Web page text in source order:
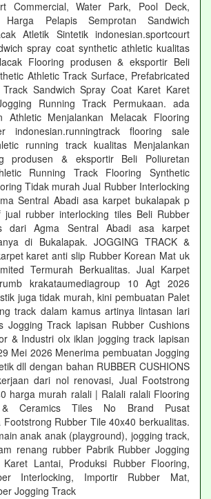
Commercial, Water Park, Pool Deck,
Pelapis Semprotan Sandwich
Atletik Sintetik indonesian.sportcourt
spray coat synthetic athletic kualitas
Flooring produsen & eksportir Beli
Athletic Track Surface, Prefabricated
Sandwich Spray Coat Karet Karet
Running Track Permukaan. ada
Athletic Menjalankan Melacak Flooring
indonesian.runningtrack flooring sale
running track kualitas Menjalankan
produsen & eksportir Beli Poliuretan
Running Track Flooring Synthetic
Tidak murah Jual Rubber Interlocking
Sentral Abadi asa karpet bukalapak p
rubber interlocking tiles Beli Rubber
dari Agma Sentral Abadi asa karpet
di Bukalapak. JOGGING TRACK &
karet anti slip Rubber Korean Mat uk
Termurah Berkualitas. Jual Karpet
krakataumediagroup 10 Agt 2026
juga tidak murah, kini pembuatan Palet
track dalam kamus artinya lintasan lari
Jogging Track lapisan Rubber Cushions
& Industri olx iklan jogging track lapisan
Mei 2026 Menerima pembuatan Jogging
dll dengan bahan RUBBER CUSHIONS
dari nol renovasi, Jual Footstrong
harga murah ralali | Ralali ralali Flooring
Ceramics Tiles No Brand Pusat
Footstrong Rubber Tile 40x40 berkualitas.
anak anak (playground), jogging track,
renang rubber Pabrik Rubber Jogging
Lantai, Produksi Rubber Flooring,
Interlocking, Importir Rubber Mat,
Jogging Track